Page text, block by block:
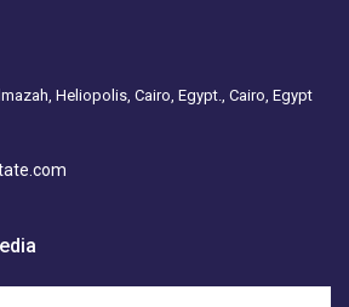
Heliopolis, Cairo, Egypt., Cairo, Egypt